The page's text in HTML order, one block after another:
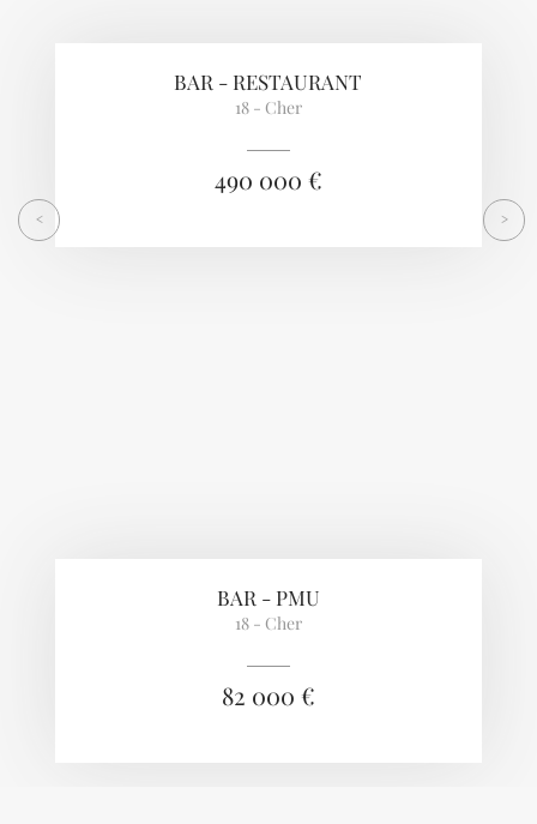
BAR - RESTAURANT
18 - Cher
490 000 €
BAR - PMU
18 - Cher
82 000 €
< >